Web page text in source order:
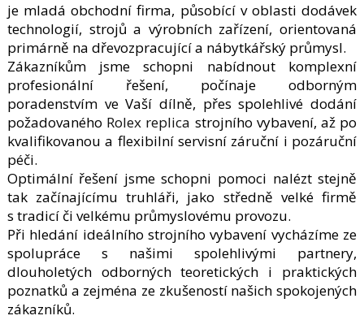
je mladá obchodní firma, působící v oblasti dodávek
technologií, strojů a výrobních zařízení, orientovaná
primárně na dřevozpracující a nábytkářský průmysl.
Zákazníkům jsme schopni nabídnout komplexní
profesionální řešení, počínaje odborným
poradenstvím ve Vaší dílně, přes spolehlivé dodání
požadovaného Rolex replica strojního vybavení, až po
kvalifikovanou a flexibilní servisní záruční i pozáruční
péči.
Optimální řešení jsme schopni pomoci nalézt stejně
tak začínajícímu truhláři, jako středně velké firmě
s tradicí či velkému průmyslovému provozu.
Při hledání ideálního strojního vybavení vycházíme ze
spolupráce s našimi spolehlivými partnery,
dlouholetých odborných teoretických i praktických
poznatků a zejména ze zkušeností našich spokojených
zákazníků.